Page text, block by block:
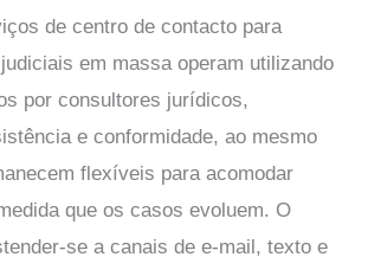
de centro de contacto para
em massa operam utilizando
por consultores jurídicos,
e conformidade, ao mesmo
flexíveis para acomodar
que os casos evoluem. O
se a canais de e-mail, texto e